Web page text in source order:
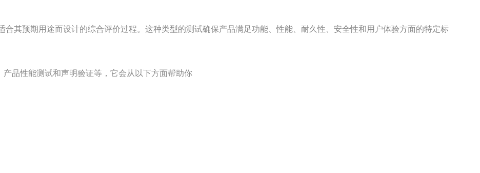
合其预期用途而设计的综合评价过程。这种类型的测试确保产品满足功能、性能、耐久性、安全性和用户体验方面的特定标
品性能测试和声明验证等，它会从以下方面帮助你